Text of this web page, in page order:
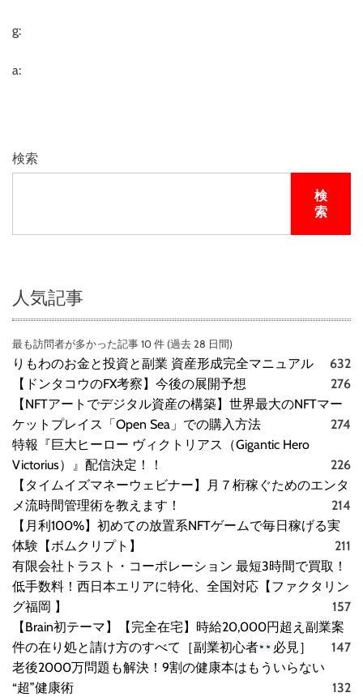
g:
a:
検索
検
索
人気記事
最も訪問者が多かった記事 10 件 (過去 28 日間)
りもわのお金と投資と副業 資産形成完全マニュアル
632
【ドンタコウのFX考察】今後の展開予想
276
【NFTアートでデジタル資産の構築】世界最大のNFTマー
ケットプレイス「Open Sea」での購入方法
274
特報『巨大ヒーロー ヴィクトリアス（Gigantic Hero
Victorius）』配信決定！！
226
【タイムイズマネーウェビナー】月７桁稼ぐためのエンタ
メ流時間管理術を教えます！
214
【月利100%】初めての放置系NFTゲームで毎日稼げる実
体験【ボムクリプト】
211
有限会社トラスト・コーポレーション 最短3時間で買取！
低手数料！西日本エリアに特化、全国対応【ファクタリン
グ福岡 】
157
【Brain初テーマ】【完全在宅】時給20,000円超え副業案
件の在り処と請け方のすべて［副業初心者
必見］
147
老後2000万問題も解決！9割の健康本はもういらない
“超”健康術
132